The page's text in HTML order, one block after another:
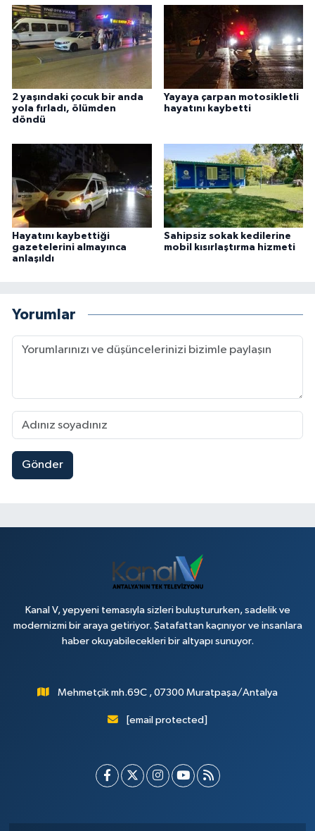
2 yaşındaki çocuk bir anda
yola fırladı, ölümden
döndü
Yayaya çarpan motosikletli
hayatını kaybetti
Hayatını kaybettiği
gazetelerini almayınca
anlaşıldı
Sahipsiz sokak kedilerine
mobil kısırlaştırma hizmeti
Yorumlar
Gönder
Kanal V, yepyeni temasıyla sizleri buluştururken, sadelik ve
modernizmi bir araya getiriyor. Şatafattan kaçınıyor ve insanlara
haber okuyabilecekleri bir altyapı sunuyor.
Mehmetçik mh.69C , 07300 Muratpaşa/Antalya
[email protected]